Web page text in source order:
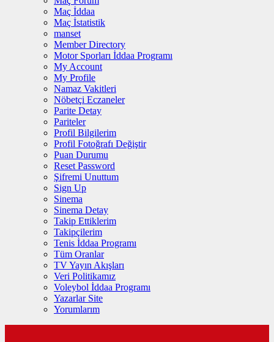
Maç İddaa
Maç İstatistik
manset
Member Directory
Motor Sporları İddaa Programı
My Account
My Profile
Namaz Vakitleri
Nöbetçi Eczaneler
Parite Detay
Pariteler
Profil Bilgilerim
Profil Fotoğrafı Değiştir
Puan Durumu
Reset Password
Şifremi Unuttum
Sign Up
Sinema
Sinema Detay
Takip Ettiklerim
Takipçilerim
Tenis İddaa Programı
Tüm Oranlar
TV Yayın Akışları
Veri Politikamız
Voleybol İddaa Programı
Yazarlar Site
Yorumlarım